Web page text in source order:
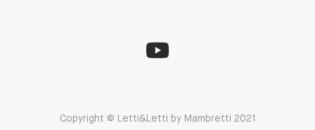
Copyright © Letti&Letti by Mambretti 2021